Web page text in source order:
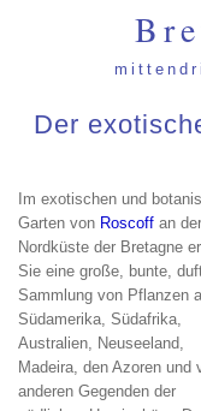
Der
Im exotischen und
Garten von Roscoff an der
Nordküste der Bretagne
Sie eine große, bunte,
Sammlung von Pflanzen
Südamerika, Südafrika,
Australien, Neuseeland,
Madeira, den Azoren und
anderen Gegenden der